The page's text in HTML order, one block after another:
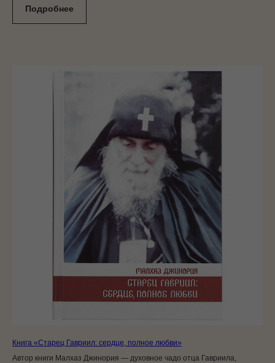
Подробнее
Книга «Старец Гавриил: сердце, полное любви»
Автор книги Малхаз Джинория — духовное чадо отца Гавриила,